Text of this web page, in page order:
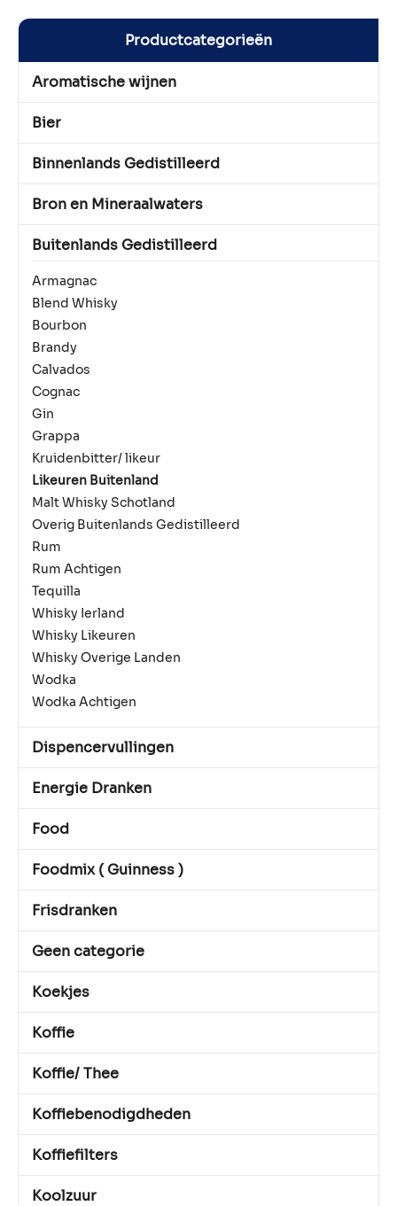
Productcategorieën
Aromatische wijnen
Bier
Binnenlands Gedistilleerd
Bron en Mineraalwaters
Buitenlands Gedistilleerd
Armagnac
Blend Whisky
Bourbon
Brandy
Calvados
Cognac
Gin
Grappa
Kruidenbitter/ likeur
Likeuren Buitenland
Malt Whisky Schotland
Overig Buitenlands Gedistilleerd
Rum
Rum Achtigen
Tequilla
Whisky Ierland
Whisky Likeuren
Whisky Overige Landen
Wodka
Wodka Achtigen
Dispencervullingen
Energie Dranken
Food
Foodmix ( Guinness )
Frisdranken
Geen categorie
Koekjes
Koffie
Koffie/ Thee
Koffiebenodigdheden
Koffiefilters
Koolzuur